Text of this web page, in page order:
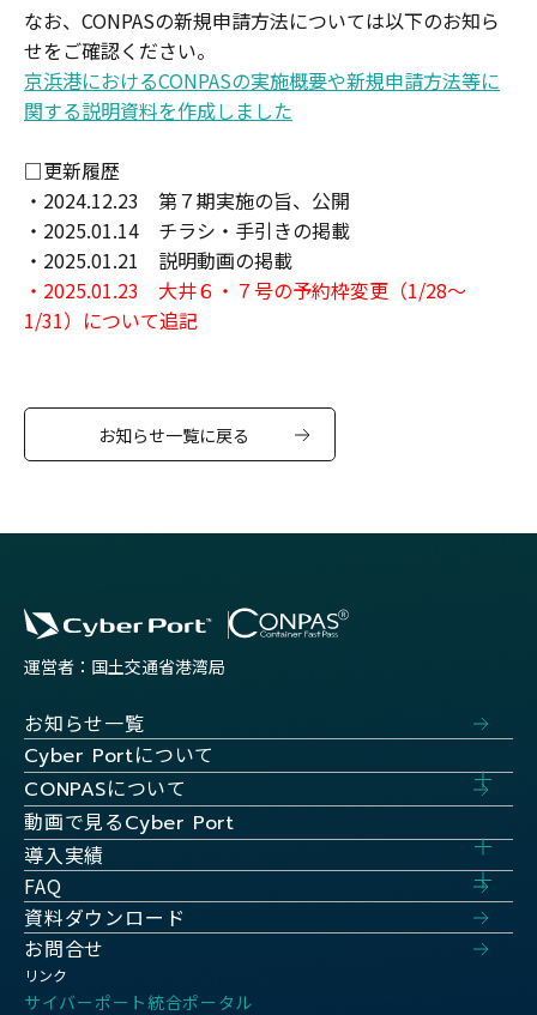
なお、CONPASの新規申請方法については以下のお知ら
せをご確認ください。
京浜港におけるCONPASの実施概要や新規申請方法等に
関する説明資料を作成しました
□更新履歴
・2024.12.23 第７期実施の旨、公開
・2025.01.14 チラシ・手引きの掲載
・2025.01.21 説明動画の掲載
・2025.01.23 大井６・７号の予約枠変更（1/28～
1/31）について追記
お知らせ一覧に戻る
運営者：国土交通省港湾局
お知らせ一覧
Cyber Portについて
CONPASについて
動画で見るCyber Port
導入実績
FAQ
資料ダウンロード
お問合せ
リンク
サイバーポート統合ポータル